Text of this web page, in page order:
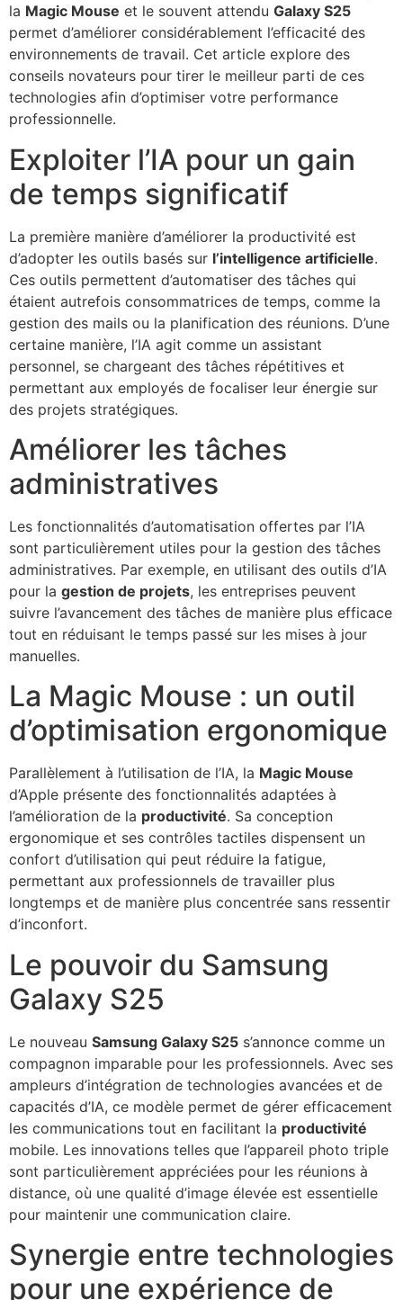
la Magic Mouse et le souvent attendu Galaxy S25
permet d’améliorer considérablement l’efficacité des
environnements de travail. Cet article explore des
conseils novateurs pour tirer le meilleur parti de ces
technologies afin d’optimiser votre performance
professionnelle.
Exploiter l’IA pour un gain
de temps significatif
La première manière d’améliorer la productivité est
d’adopter les outils basés sur l’intelligence artificielle.
Ces outils permettent d’automatiser des tâches qui
étaient autrefois consommatrices de temps, comme la
gestion des mails ou la planification des réunions. D’une
certaine manière, l’IA agit comme un assistant
personnel, se chargeant des tâches répétitives et
permettant aux employés de focaliser leur énergie sur
des projets stratégiques.
Améliorer les tâches
administratives
Les fonctionnalités d’automatisation offertes par l’IA
sont particulièrement utiles pour la gestion des tâches
administratives. Par exemple, en utilisant des outils d’IA
pour la gestion de projets, les entreprises peuvent
suivre l’avancement des tâches de manière plus efficace
tout en réduisant le temps passé sur les mises à jour
manuelles.
La Magic Mouse : un outil
d’optimisation ergonomique
Parallèlement à l’utilisation de l’IA, la Magic Mouse
d’Apple présente des fonctionnalités adaptées à
l’amélioration de la productivité. Sa conception
ergonomique et ses contrôles tactiles dispensent un
confort d’utilisation qui peut réduire la fatigue,
permettant aux professionnels de travailler plus
longtemps et de manière plus concentrée sans ressentir
d’inconfort.
Le pouvoir du Samsung
Galaxy S25
Le nouveau Samsung Galaxy S25 s’annonce comme un
compagnon imparable pour les professionnels. Avec ses
ampleurs d’intégration de technologies avancées et de
capacités d’IA, ce modèle permet de gérer efficacement
les communications tout en facilitant la productivité
mobile. Les innovations telles que l’appareil photo triple
sont particulièrement appréciées pour les réunions à
distance, où une qualité d’image élevée est essentielle
pour maintenir une communication claire.
Synergie entre technologies
pour une expérience de